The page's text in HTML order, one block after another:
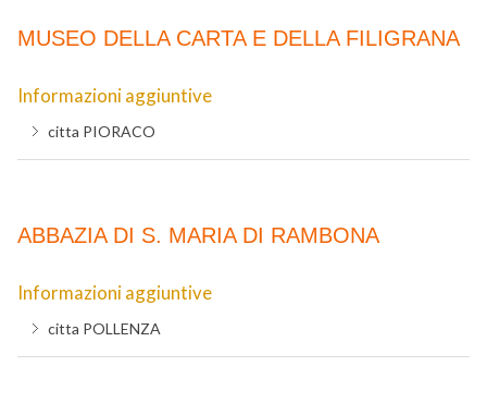
MUSEO DELLA CARTA E DELLA FILIGRANA
Informazioni aggiuntive
citta PIORACO
ABBAZIA DI S. MARIA DI RAMBONA
Informazioni aggiuntive
citta POLLENZA